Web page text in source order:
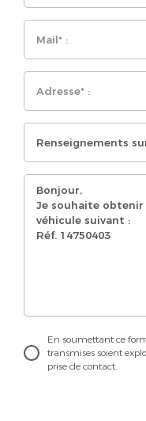
En soumettant ce
transmises soient
prise de contact.